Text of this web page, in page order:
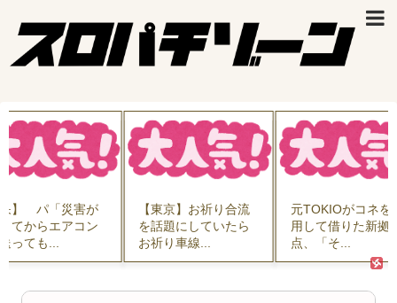
【東京】お祈り合流
を話題にしていたら
お祈り車線...
元TOKIOがコネを活
用して借りた新拠
点、「そ...
【画像】全盛期
本奈々未可愛す
ロタｗｗｗ...